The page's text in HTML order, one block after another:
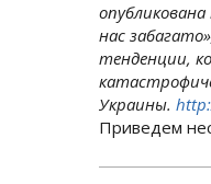
нас
тенденции,
Украины.
Приведем